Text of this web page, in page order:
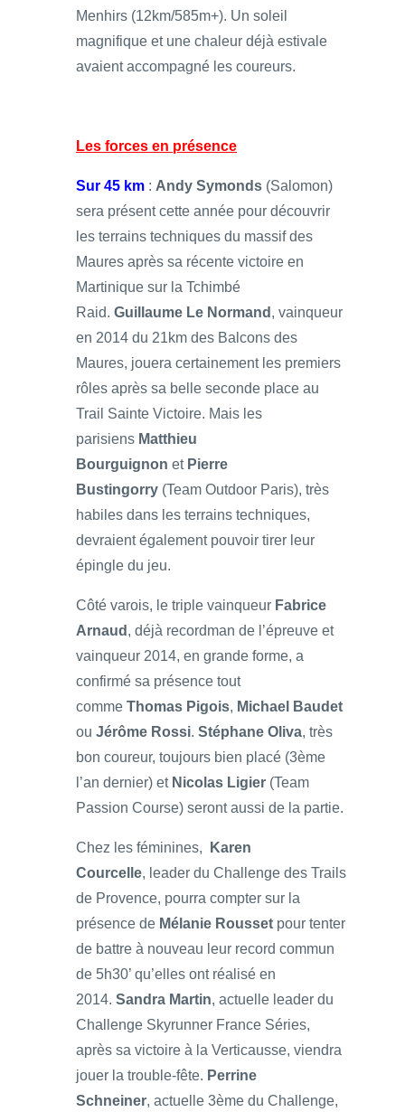
Menhirs (12km/585m+). Un soleil
magnifique et une chaleur déjà estivale
avaient accompagné les coureurs.
Les forces en présence
Sur 45 km : Andy Symonds (Salomon)
sera présent cette année pour découvrir
les terrains techniques du massif des
Maures après sa récente victoire en
Martinique sur la Tchimbé
Raid. Guillaume Le Normand , vainqueur
en 2014 du 21km des Balcons des
Maures, jouera certainement les premiers
rôles après sa belle seconde place au
Trail Sainte Victoire. Mais les
parisiens Matthieu
Bourguignon et Pierre
Bustingorry (Team Outdoor Paris), très
habiles dans les terrains techniques,
devraient également pouvoir tirer leur
épingle du jeu.
Côté varois, le triple vainqueur Fabrice
Arnaud , déjà recordman de l’épreuve et
vainqueur 2014, en grande forme, a
confirmé sa présence tout
comme Thomas Pigois, Michael Baudet
ou Jérôme Rossi. Stéphane Oliva, très
bon coureur, toujours bien placé (3ème
l’an dernier) et Nicolas Ligier (Team
Passion Course) seront aussi de la partie.
Chez les féminines,
Karen
Courcelle, leader du Challenge des Trails
de Provence, pourra compter sur la
présence de Mélanie Rousset pour tenter
de battre à nouveau leur record commun
de 5h30’ qu’elles ont réalisé en
2014. Sandra Martin, actuelle leader du
Challenge Skyrunner France Séries,
après sa victoire à la Verticausse, viendra
jouer la trouble-fête. Perrine
Schneiner, actuelle 3ème du Challenge,